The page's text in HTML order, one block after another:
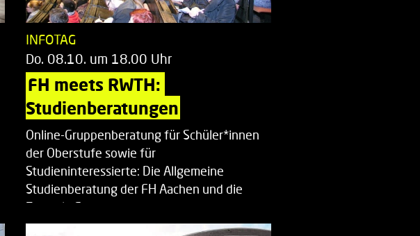
INFOTAG
Do. 08.10. um 18.00 Uhr
FH meets RWTH:
Studienberatungen
Online-Gruppenberatung für Schüler*innen
der Oberstufe sowie für
Studieninteressierte: Die Allgemeine
Studienberatung der FH Aachen und die
Zentrale Studienberatung…